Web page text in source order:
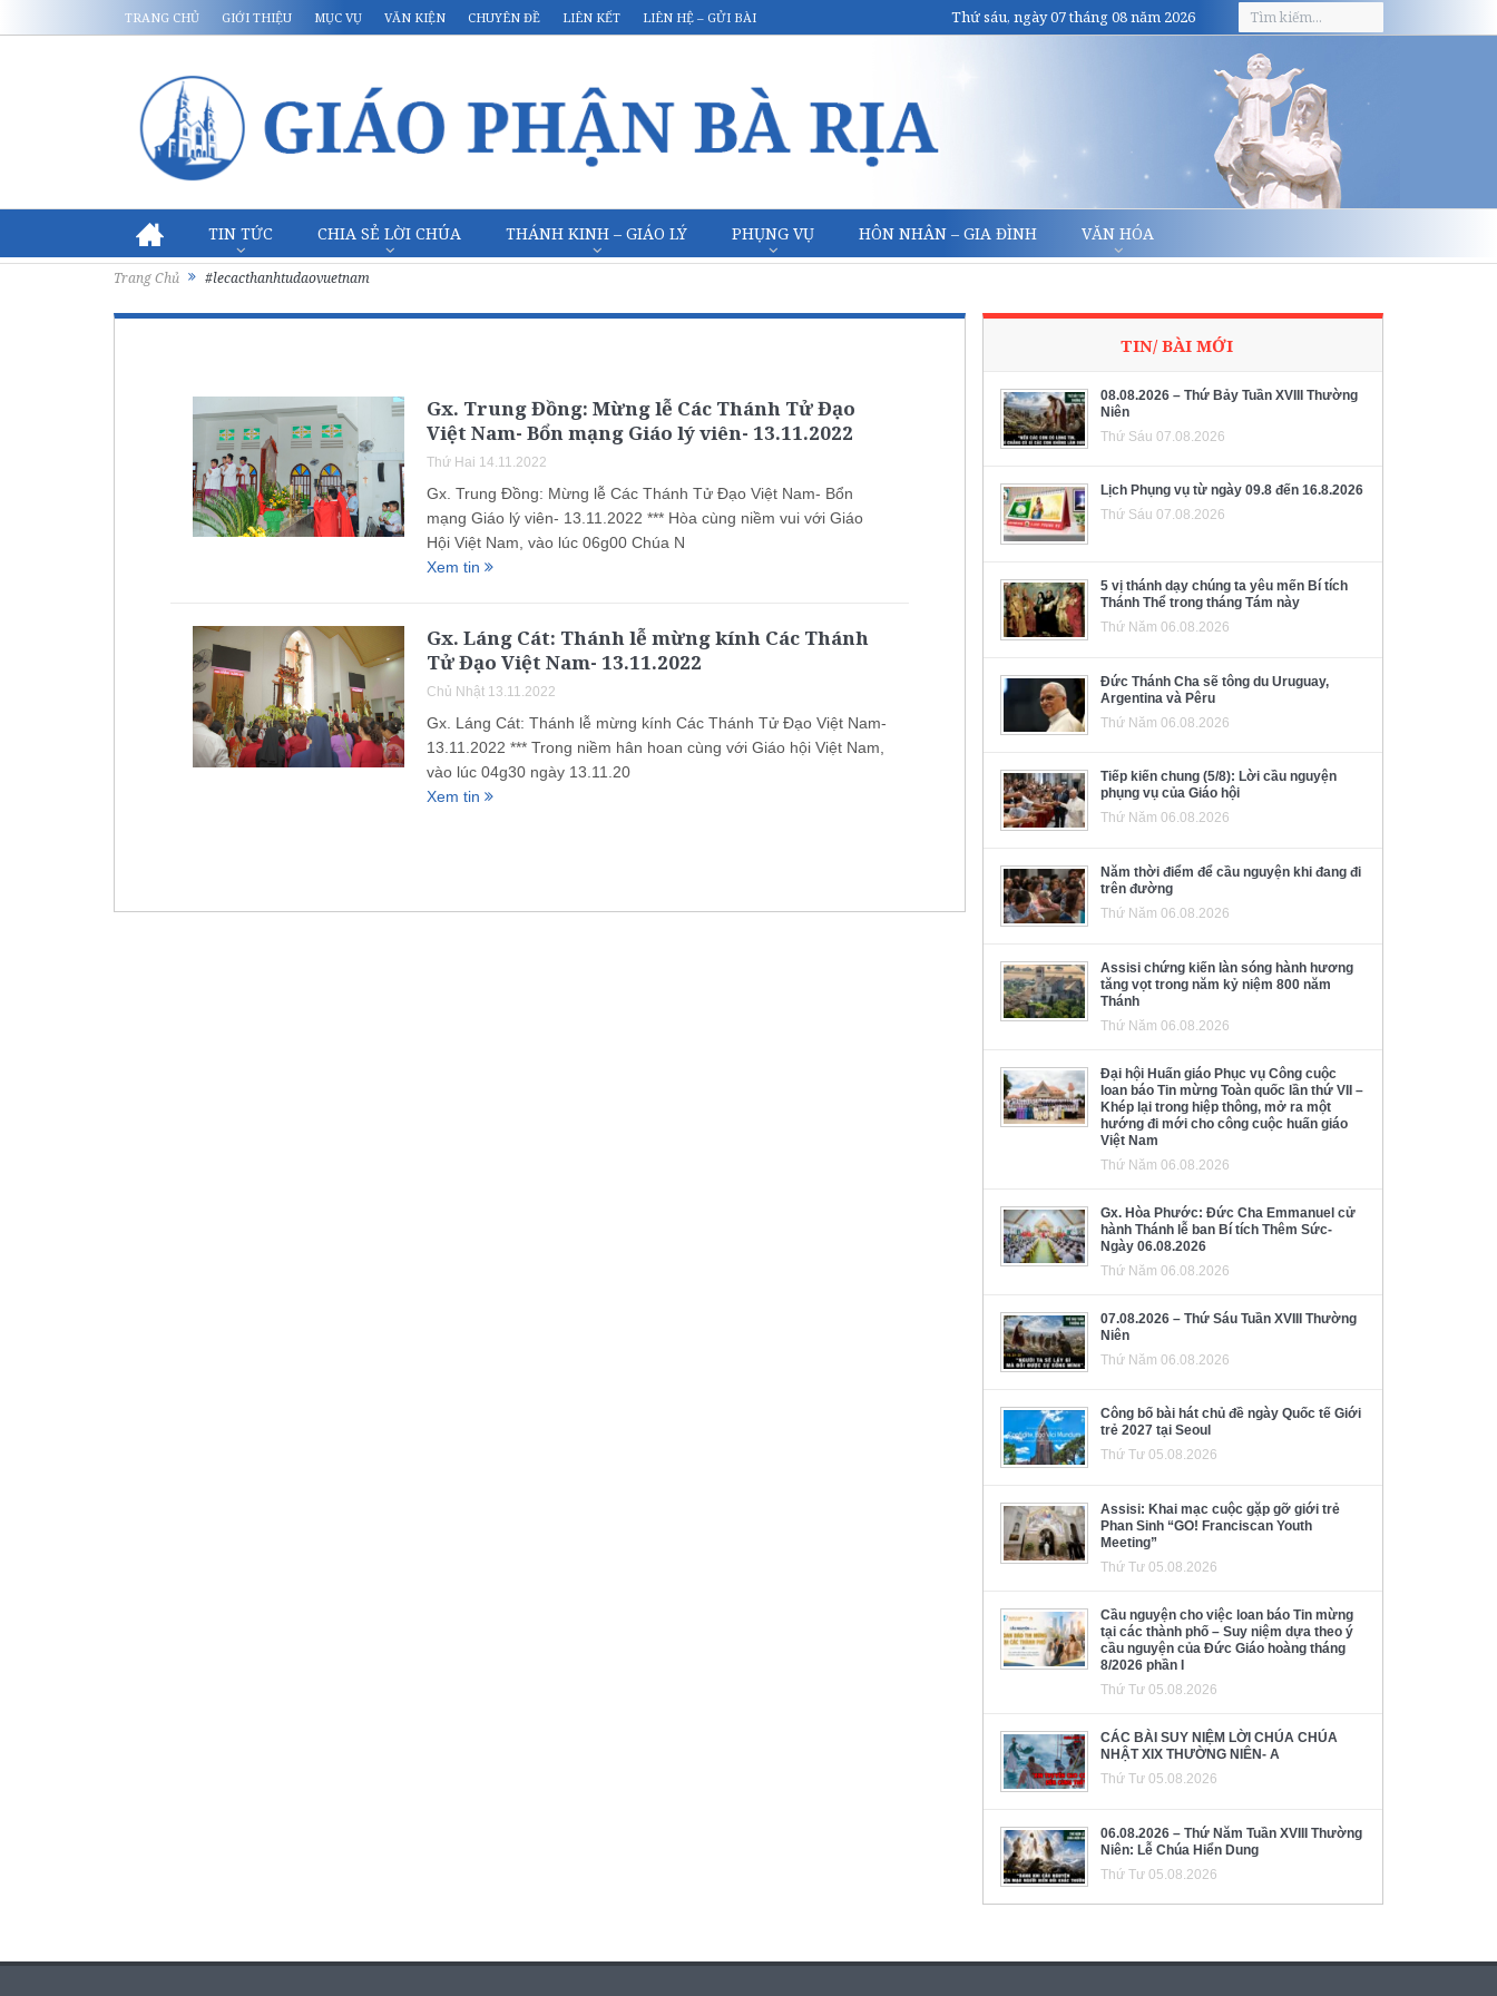
TRANG CHỦ GIỚI THIỆU MỤC VỤ VĂN KIỆN CHUYÊN ĐỀ LIÊN KẾT LIÊN HỆ – GỬI BÀI Thứ sáu, ngày 07 tháng 08 năm 2026
TIN TỨC CHIA SẺ LỜI CHÚA THÁNH KINH – GIÁO LÝ PHỤNG VỤ HÔN NHÂN – GIA ĐÌNH VĂN HÓA
Trang Chủ #lecacthanhtudaovuetnam
Gx. Trung Đồng: Mừng lễ Các Thánh Tử Đạo
Việt Nam- Bổn mạng Giáo lý viên- 13.11.2022
Thứ Hai 14.11.2022
Gx. Trung Đồng: Mừng lễ Các Thánh Tử Đạo Việt Nam- Bổn
mạng Giáo lý viên- 13.11.2022 *** Hòa cùng niềm vui với Giáo
Hội Việt Nam, vào lúc 06g00 Chúa N
Xem tin
Gx. Láng Cát: Thánh lễ mừng kính Các Thánh
Tử Đạo Việt Nam- 13.11.2022
Chủ Nhật 13.11.2022
Gx. Láng Cát: Thánh lễ mừng kính Các Thánh Tử Đạo Việt Nam-
13.11.2022 *** Trong niềm hân hoan cùng với Giáo hội Việt Nam,
vào lúc 04g30 ngày 13.11.20
Xem tin
TIN/ BÀI MỚI
08.08.2026 – Thứ Bảy Tuần XVIII Thường
Niên
Thứ Sáu 07.08.2026
Lịch Phụng vụ từ ngày 09.8 đến 16.8.2026
Thứ Sáu 07.08.2026
5 vị thánh dạy chúng ta yêu mến Bí tích
Thánh Thể trong tháng Tám này
Thứ Năm 06.08.2026
Đức Thánh Cha sẽ tông du Uruguay,
Argentina và Pêru
Thứ Năm 06.08.2026
Tiếp kiến chung (5/8): Lời cầu nguyện
phụng vụ của Giáo hội
Thứ Năm 06.08.2026
Năm thời điểm để cầu nguyện khi đang đi
trên đường
Thứ Năm 06.08.2026
Assisi chứng kiến làn sóng hành hương
tăng vọt trong năm kỷ niệm 800 năm
Thánh
Thứ Năm 06.08.2026
Đại hội Huấn giáo Phục vụ Công cuộc
loan báo Tin mừng Toàn quốc lần thứ VII –
Khép lại trong hiệp thông, mở ra một
hướng đi mới cho công cuộc huấn giáo
Việt Nam
Thứ Năm 06.08.2026
Gx. Hòa Phước: Đức Cha Emmanuel cử
hành Thánh lễ ban Bí tích Thêm Sức-
Ngày 06.08.2026
Thứ Năm 06.08.2026
07.08.2026 – Thứ Sáu Tuần XVIII Thường
Niên
Thứ Năm 06.08.2026
Công bố bài hát chủ đề ngày Quốc tế Giới
trẻ 2027 tại Seoul
Thứ Tư 05.08.2026
Assisi: Khai mạc cuộc gặp gỡ giới trẻ
Phan Sinh “GO! Franciscan Youth
Meeting”
Thứ Tư 05.08.2026
Cầu nguyện cho việc loan báo Tin mừng
tại các thành phố – Suy niệm dựa theo ý
cầu nguyện của Đức Giáo hoàng tháng
8/2026 phần I
Thứ Tư 05.08.2026
CÁC BÀI SUY NIỆM LỜI CHÚA CHÚA
NHẬT XIX THƯỜNG NIÊN- A
Thứ Tư 05.08.2026
06.08.2026 – Thứ Năm Tuần XVIII Thường
Niên: Lễ Chúa Hiển Dung
Thứ Tư 05.08.2026